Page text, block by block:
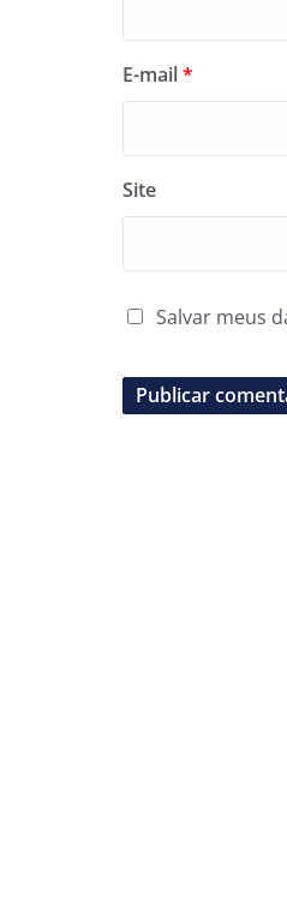
E-mail*
Site
Salvar meus